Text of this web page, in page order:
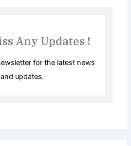
Any Updates !
for the latest news
and updates.